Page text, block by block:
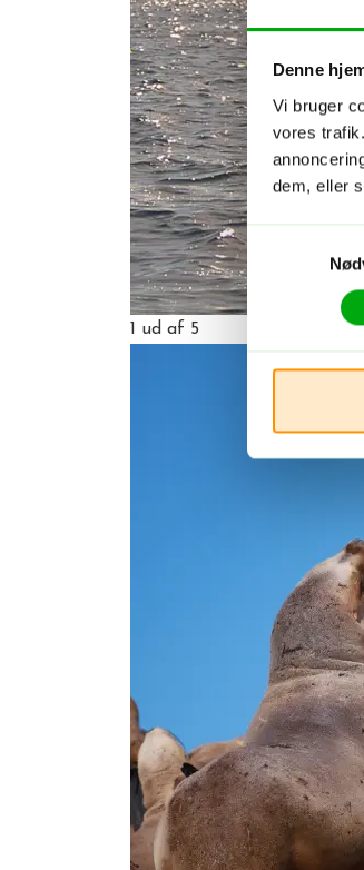
Denne
Vi bruger
vores
dem, eller
Samtykkevalg
1 ud af 5